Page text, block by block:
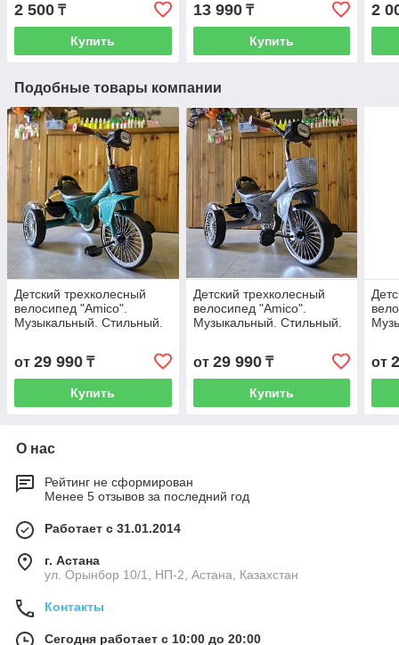
бренд. Звонок. Сигнал.
Гудок.
2 500 ₸
Купить
Рассрочка. Kaspi RED
13 990₸
Купить
2
Подобные товары компании
Детский трехколесный
велосипед "Amico".
Музыкальный. Стильный.
от 29 990 ₸
Купить
Детский трехколесный
велосипед "Amico".
Музыкальный. Стильный.
от 29 990₸
Купить
от
О нас
Рейтинг не сформирован
Менее 5 отзывов за последний год
Работает с 31.01.2014
г. Астана
ул. Орынбор 10/1, НП-2, Астана, Казахстан
Контакты
Сегодня работает с 10:00 до 20:00